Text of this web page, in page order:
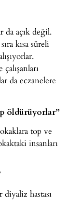
da açık değil.
kısa süreli
da eczanelere
öldürüyorlar”
top ve
insanları
hastası